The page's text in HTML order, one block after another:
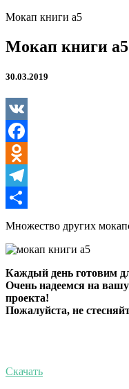
Мокап книги а5
Мокап книги а5
30.03.2019
VK
Facebook
Odnoklassniki
Telegram
Отправить
Множество других
Каждый день готовим
Очень надеемся на
проекта!
Пожалуйста, не
Скачать